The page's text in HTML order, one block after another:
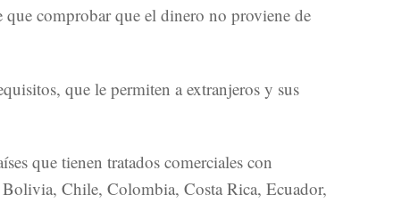
que comprobar que el dinero no proviene de
que le permiten a extranjeros y sus
que tienen tratados comerciales con
Chile, Colombia, Costa Rica, Ecuador,